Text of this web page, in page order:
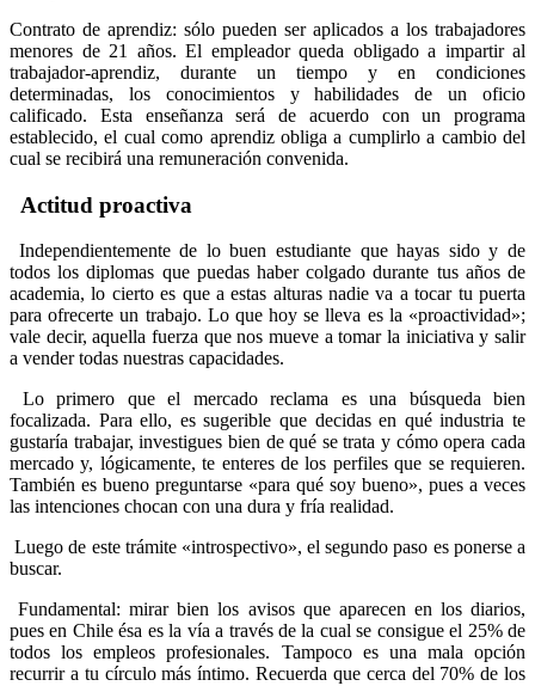
Contrato de aprendiz: sólo pueden ser aplicados a los trabajadores
menores de 21 años. El empleador queda obligado a impartir al
trabajador-aprendiz, durante un tiempo y en condiciones
determinadas, los conocimientos y habilidades de un oficio
calificado. Esta enseñanza será de acuerdo con un programa
establecido, el cual como aprendiz obliga a cumplirlo a cambio del
cual se recibirá una remuneración convenida.
Actitud proactiva
Independientemente de lo buen estudiante que hayas sido y de
todos los diplomas que puedas haber colgado durante tus años de
academia, lo cierto es que a estas alturas nadie va a tocar tu puerta
para ofrecerte un trabajo. Lo que hoy se lleva es la «proactividad»;
vale decir, aquella fuerza que nos mueve a tomar la iniciativa y salir
a vender todas nuestras capacidades.
Lo primero que el mercado reclama es una búsqueda bien
focalizada. Para ello, es sugerible que decidas en qué industria te
gustaría trabajar, investigues bien de qué se trata y cómo opera cada
mercado y, lógicamente, te enteres de los perfiles que se requieren.
También es bueno preguntarse «para qué soy bueno», pues a veces
las intenciones chocan con una dura y fría realidad.
Luego de este trámite «introspectivo», el segundo paso es ponerse a
buscar.
Fundamental: mirar bien los avisos que aparecen en los diarios,
pues en Chile ésa es la vía a través de la cual se consigue el 25% de
todos los empleos profesionales. Tampoco es una mala opción
recurrir a tu círculo más íntimo. Recuerda que cerca del 70% de los